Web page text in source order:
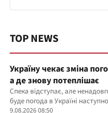
TOP NEWS
Україну чекає зміна
а де знову потеплішає
Спека відступає, але
буде погода в Україні
9.08.2026 08:50